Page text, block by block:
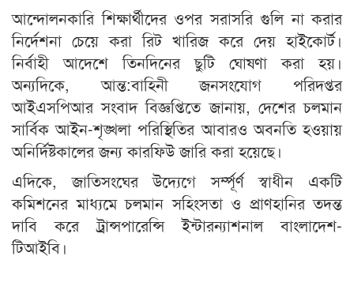
আন্দোলনকারি শিক্ষার্থীদের ওপর সরাসরি গুলি না করার
নির্দেশনা চেয়ে করা রিট খারিজ করে দেয় হাইকোর্ট।
নির্বাহী আদেশে তিনদিনের ছুটি ঘোষণা করা হয়।
অন্যদিকে, আন্ত:বাহিনী জনসংযোগ পরিদপ্তর
আইএসপিআর সংবাদ বিজ্ঞপ্তিতে জানায়, দেশের চলমান
সার্বিক আইন-শৃঙ্খলা পরিস্থিতির আবারও অবনতি হওয়ায়
অনির্দিষ্টকালের জন্য কারফিউ জারি করা হয়েছে।
এদিকে, জাতিসংঘের উদ্যেগে সর্ম্পূর্ণ স্বাধীন একটি
কমিশনের মাধ্যমে চলমান সহিংসতা ও প্রাণহানির তদন্ত
দাবি করে ট্রান্সপারেন্সি ইন্টারন্যাশনাল বাংলাদেশ-
টিআইবি।